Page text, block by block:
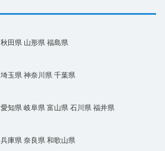
秋田県 山形県福島県
埼玉県神奈川県千葉県
愛知県岐阜県富山県石川県福井県
兵庫県奈良県和歌山県